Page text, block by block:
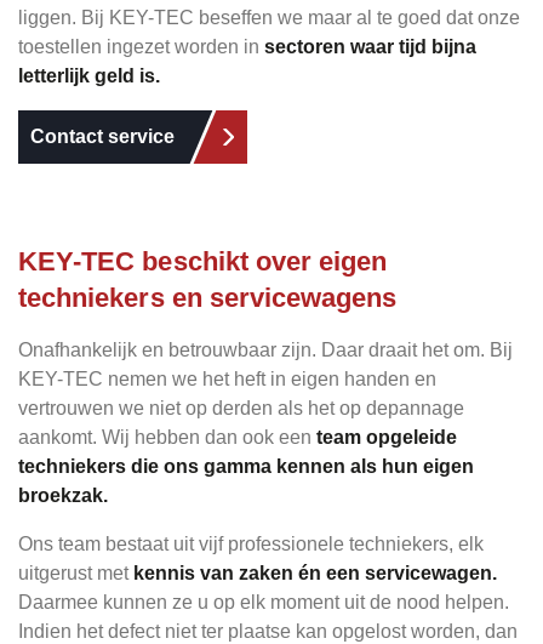
liggen. Bij KEY-TEC beseffen we maar al te goed dat onze
toestellen ingezet worden in sectoren waar tijd bijna
letterlijk geld is.
Contact service
KEY-TEC beschikt over eigen
techniekers en servicewagens
Onafhankelijk en betrouwbaar zijn. Daar draait het om. Bij
KEY-TEC nemen we het heft in eigen handen en
vertrouwen we niet op derden als het op depannage
aankomt. Wij hebben dan ook een team opgeleide
techniekers die ons gamma kennen als hun eigen
broekzak.
Ons team bestaat uit vijf professionele techniekers, elk
uitgerust met kennis van zaken én een servicewagen.
Daarmee kunnen ze u op elk moment uit de nood helpen.
Indien het defect niet ter plaatse kan opgelost worden, dan